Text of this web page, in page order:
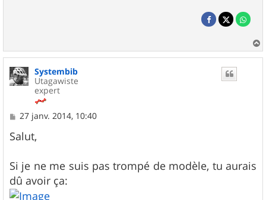
a
Systembib
Utagawiste
expert
M
s
s
g
e
27 janv. 2014, 10:40
Salut,
Si je ne me suis pas trompé de modèle, tu aurais
dû avoir ça: